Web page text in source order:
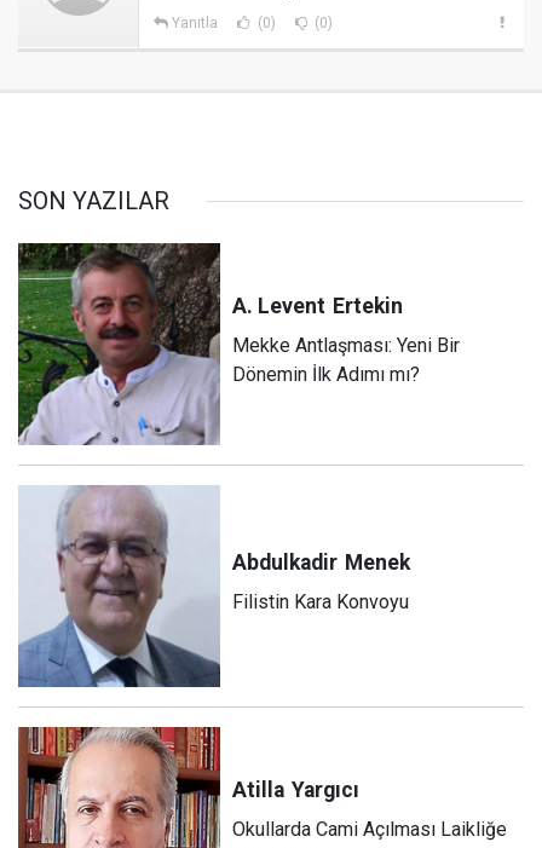
Yanıtla (0) (0)
SON YAZILAR
A. Levent Ertekin
Mekke Antlaşması: Yeni Bir
Dönemin İlk Adımı mı?
Abdulkadir Menek
Filistin Kara Konvoyu
Atilla Yargıcı
Okullarda Cami Açılması Laikliğe